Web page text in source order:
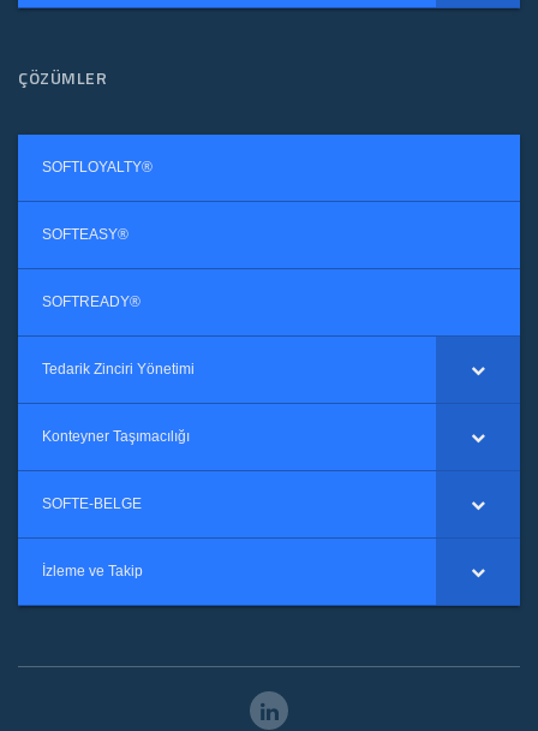
ÇÖZÜMLER
SOFTLOYALTY®
SOFTEASY®
SOFTREADY®
Tedarik Zinciri Yönetimi
Konteyner Taşımacılığı
SOFTE-BELGE
İzleme ve Takip